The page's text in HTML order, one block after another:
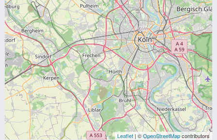
Leaflet | ©OpenStreetMapcontributors